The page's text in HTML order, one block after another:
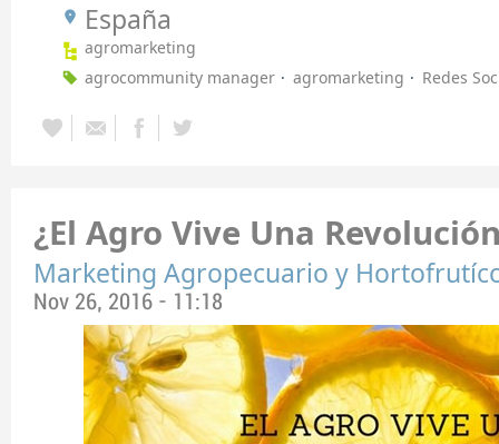
España
agromarketing
agrocommunity manager
agromarketing Redes
¿El Agro Vive Una
Marketing Agropecuario y
Nov 26, 2016 - 11:18